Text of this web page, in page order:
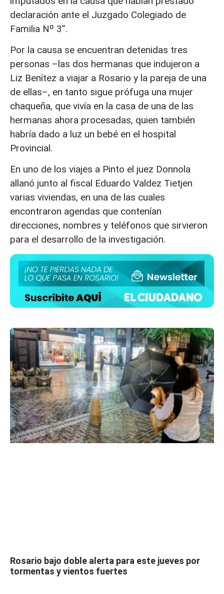
declaración ante el Juzgado Colegiado de
Familia Nº 3”.
Por la causa se encuentran detenidas tres
personas –las dos hermanas que indujeron a
Liz Benítez a viajar a Rosario y la pareja de una
de ellas–, en tanto sigue prófuga una mujer
chaqueña, que vivía en la casa de una de las
hermanas ahora procesadas, quien también
habría dado a luz un bebé en el hospital
Provincial.
En uno de los viajes a Pinto el juez Donnola
allanó junto al fiscal Eduardo Valdez Tietjen
varias viviendas, en una de las cuales
encontraron agendas que contenían
direcciones, nombres y teléfonos que sirvieron
para el desarrollo de la investigación.
Rosario bajo doble alerta para este jueves por
tormentas y vientos fuertes